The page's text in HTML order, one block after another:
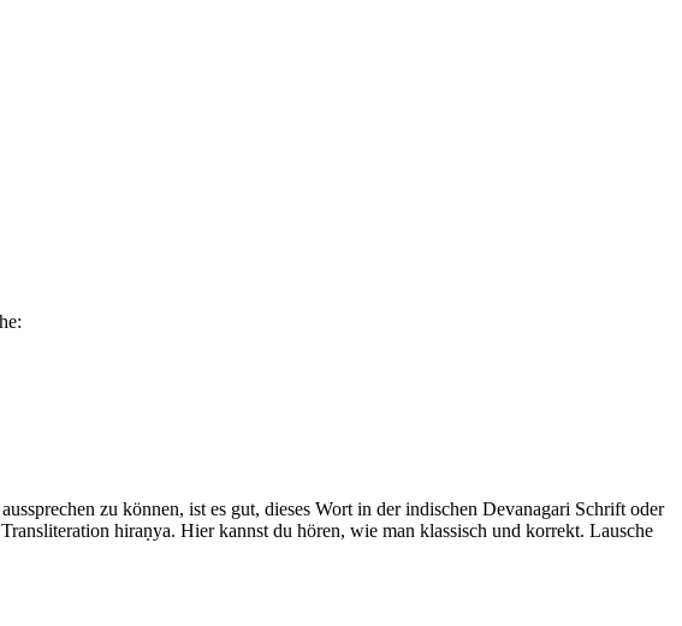
zu können, ist es gut, dieses Wort in der indischen Devanagari Schrift oder
Transliteration hiraṇya. Hier kannst du hören, wie man klassisch und korrekt. Lausche